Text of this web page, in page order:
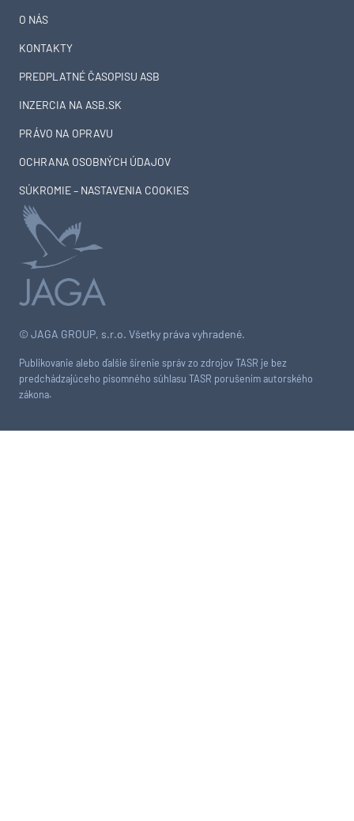
© JAGA GROUP, s.r.o. Všetky práva vyhradené.
Publikovanie alebo ďalšie šírenie správ zo zdrojov TASR je bez
predchádzajúceho písomného súhlasu TASR porušením autorského
zákona.
O NÁS
KONTAKTY
PREDPLATNÉ ČASOPISU ASB
INZERCIA NA ASB.SK
PRÁVO NA OPRAVU
OCHRANA OSOBNÝCH ÚDAJOV
SÚKROMIE – NASTAVENIA COOKIES